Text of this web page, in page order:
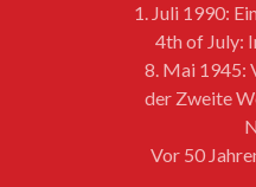
1. Juli 1990:
4th of July:
8. Mai 1945:
der Zweite
Vor 50